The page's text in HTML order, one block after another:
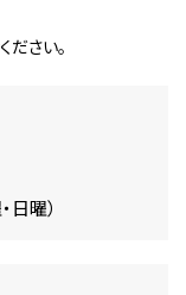
さい。
日曜）